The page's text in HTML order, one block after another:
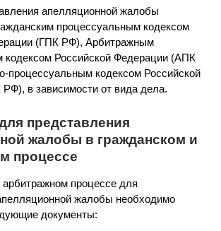
апелляционной жалобы
процессуальным кодексом
(ГПК РФ), Арбитражным
кодексом Российской Федерации (АПК
процессуальным кодексом Российской
в зависимости от вида дела.
представления
жалобы в гражданском и
процессе
процессе для
жалобы необходимо
документы: